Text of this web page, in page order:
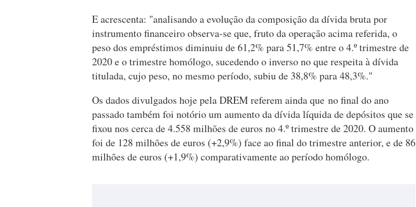
E acrescenta: "analisando a evolução da composição da dívida bruta por
instrumento financeiro observa-se que, fruto da operação acima referida, o
peso dos empréstimos diminuiu de 61,2% para 51,7% entre o 4.º trimestre de
2020 e o trimestre homólogo, sucedendo o inverso no que respeita à dívida
titulada, cujo peso, no mesmo período, subiu de 38,8% para 48,3%."
Os dados divulgados hoje pela DREM referem ainda que no final do ano
passado também foi notório um aumento da dívida líquida de depósitos que se
fixou nos cerca de 4.558 milhões de euros no 4.º trimestre de 2020. O aumento
foi de 128 milhões de euros (+2,9%) face ao final do trimestre anterior, e de 86
milhões de euros (+1,9%) comparativamente ao período homólogo.